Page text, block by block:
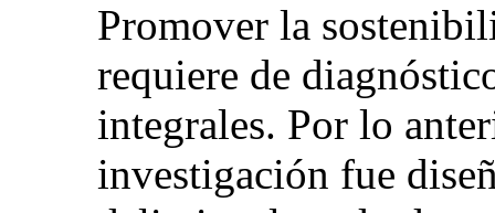
Promover la
requiere de
integrales. Por lo
investigación fue